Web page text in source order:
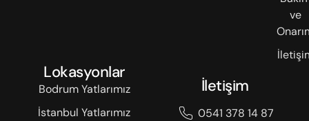
ve
Lokasyonlar
Bodrum Yatlarımız
İstanbul Yatlarımız
İletişim
0541 378 14 87